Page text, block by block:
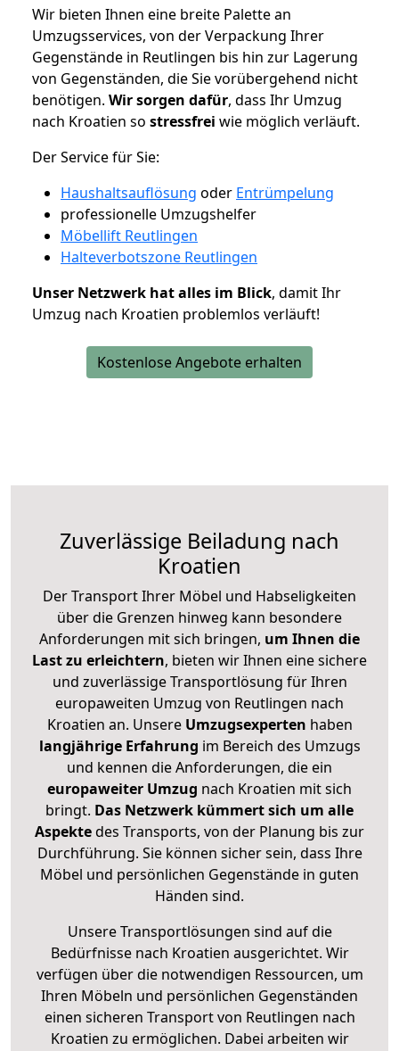
Wir bieten Ihnen eine breite Palette an
Umzugsservices, von der Verpackung Ihrer
Gegenstände in Reutlingen bis hin zur Lagerung
von Gegenständen, die Sie vorübergehend nicht
benötigen. Wir sorgen dafür, dass Ihr Umzug
nach Kroatien so stressfrei wie möglich verläuft.
Der Service für Sie:
Haushaltsauflösung oder Entrümpelung
professionelle Umzugshelfer
Möbellift Reutlingen
Halteverbotszone Reutlingen
Unser Netzwerk hat alles im Blick, damit Ihr
Umzug nach Kroatien problemlos verläuft!
Kostenlose Angebote erhalten
Zuverlässige Beiladung nach
Kroatien
Der Transport Ihrer Möbel und Habseligkeiten
über die Grenzen hinweg kann besondere
Anforderungen mit sich bringen, um Ihnen die
Last zu erleichtern, bieten wir Ihnen eine sichere
und zuverlässige Transportlösung für Ihren
europaweiten Umzug von Reutlingen nach
Kroatien an. Unsere Umzugsexperten haben
langjährige Erfahrung im Bereich des Umzugs
und kennen die Anforderungen, die ein
europaweiter Umzug nach Kroatien mit sich
bringt. Das Netzwerk kümmert sich um alle
Aspektedes Transports, von der Planung bis zur
Durchführung. Sie können sicher sein, dass Ihre
Möbel und persönlichen Gegenstände in guten
Händen sind.
Unsere Transportlösungen sind auf die
Bedürfnisse nach Kroatien ausgerichtet. Wir
verfügen über die notwendigen Ressourcen, um
Ihren Möbeln und persönlichen Gegenständen
einen sicheren Transport von Reutlingen nach
Kroatien zu ermöglichen. Dabei arbeiten wir